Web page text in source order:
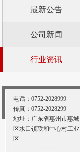
最新公告
公司新闻
行业资讯
电话：0752-2028999
传真：0752-2028299
地址：广东省惠州市惠城
区水口镇联和中心村工业
区